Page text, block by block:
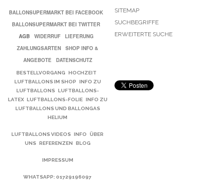
BALLONSUPERMARKT BEI FACEBOOK
BALLONSUPERMARKT BEI TWITTER
AGB
WIDERRUF
LIEFERUNG
ZAHLUNGSARTEN
SHOP INFO &
ANGEBOTE
DATENSCHUTZ
BESTELLVORGANG
HOCHZEIT
LUFTBALLONS IM SHOP
INFO ZU
LUFTBALLONS LUFTBALLONS-
LATEX LUFTBALLONS-FOLIE INFO ZU
LUFTBALLONS UND BALLONGAS
HELIUM
LUFTBALLONS VIDEOS INFO
ÜBER
UNS REFERENZEN BLOG
IMPRESSUM
WHATSAPP: 01729196097
SITEMAP
SUCHBEGRIFFE
ERWEITERTE SUCHE